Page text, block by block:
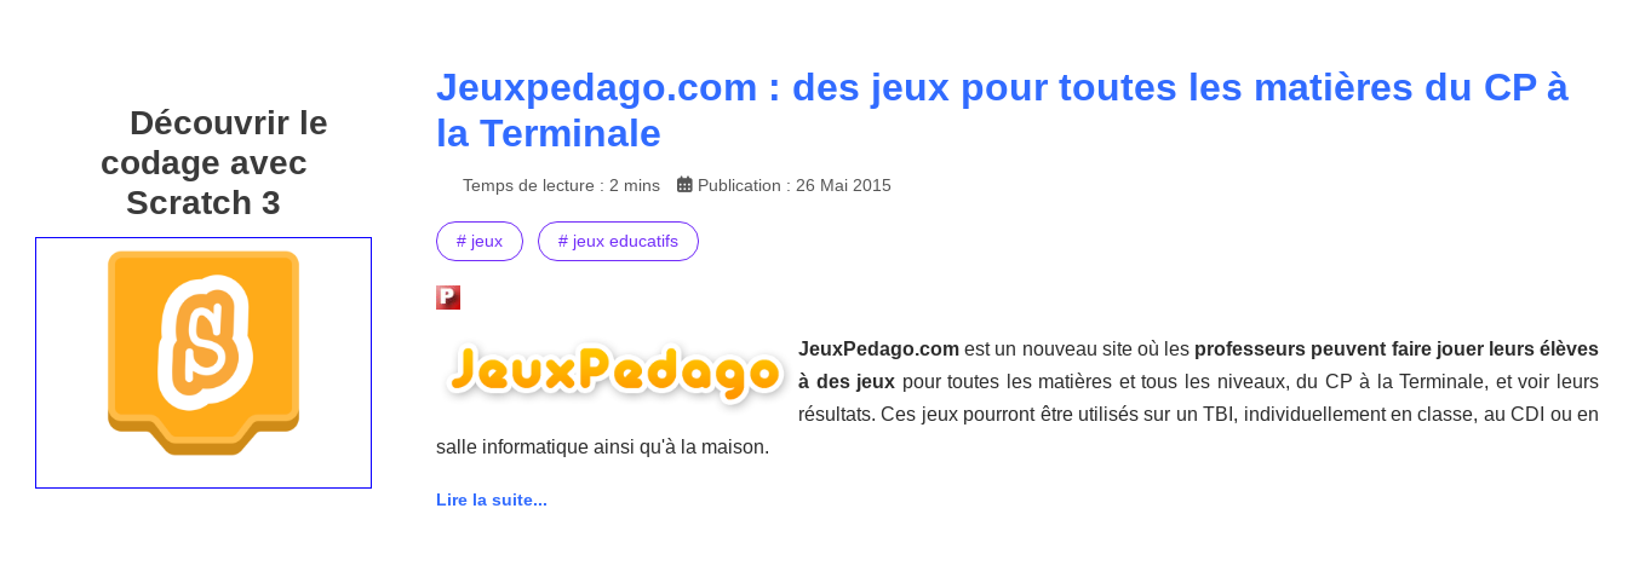
Découvrir le
codage avec
Scratch 3
Jeuxpedago.com : des jeux pour toutes les matières du CP à
la Terminale
Temps de lecture : 2 mins Publication : 26 Mai 2015
# jeux # jeux educatifs
JeuxPedago.com est un nouveau site où les professeurs peuvent faire jouer leurs élèves
à des jeux pour toutes les matières et tous les niveaux, du CP à la Terminale, et voir leurs
résultats. Ces jeux pourront être utilisés sur un TBI, individuellement en classe, au CDI ou en
salle informatique ainsi qu'à la maison.
Lire la suite...